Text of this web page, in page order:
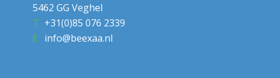
5462 GG Veghel
+31(0)85 076 2339
info@beexaa.nl